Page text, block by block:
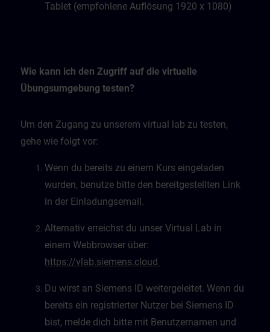
Tablet (empfohlene Auflösung 1920 x 1080)
Wie kann ich den Zugriff auf die virtuelle
Übungsumgebung testen?
Um den Zugang zu unserem virtual lab zu testen,
gehe wie folgt vor:
Wenn du bereits zu einem Kurs eingeladen
wurden, benutze bitte den bereitgestellten Link
in der Einladungsemail.
Alternativ erreichst du unser Virtual Lab in
einem Webbrowser über:
https://vlab.siemens.cloud
Du wirst an Siemens ID weitergeleitet. Wenn du
bereits ein registrierter Nutzer bei Siemens ID
bist, melde dich bitte mit Benutzernamen und